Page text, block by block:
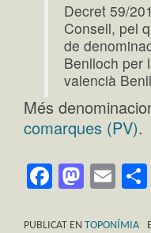
Decret 59/
Consell, pel
de
Benlloch per
valencià
Més
comarques (PV).
Facebook
PUBLICAT EN TOPONÍMIA